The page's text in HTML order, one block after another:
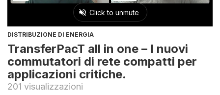
DISTRIBUZIONE DI ENERGIA
TransferPacT all in one – I nuovi
commutatori di rete compatti per
applicazioni critiche.
201 visualizzazioni